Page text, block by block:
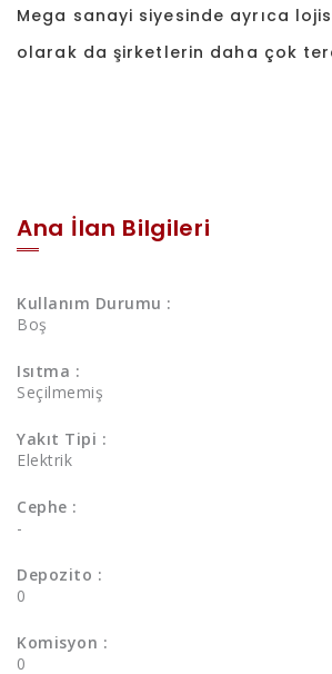
Mega sanayi siyesinde ayrıca
olarak da şirketlerin daha çok
Ana İlan Bilgileri
Kullanım Durumu :
Boş
Isıtma :
Seçilmemiş
Yakıt Tipi :
Elektrik
Cephe :
-
Depozito :
0
Komisyon :
0